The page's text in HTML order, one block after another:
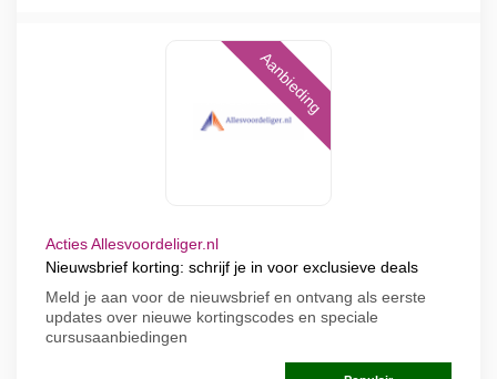
Aanbieding
Acties Allesvoordeliger.nl
Nieuwsbrief korting: schrijf je in voor exclusieve deals
Meld je aan voor de nieuwsbrief en ontvang als eerste
updates over nieuwe kortingscodes en speciale
cursusaanbiedingen